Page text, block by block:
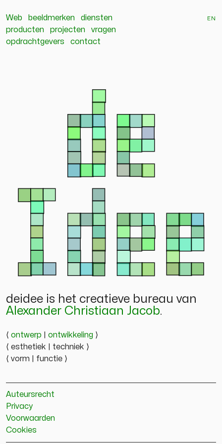
Web beeldmerken
diensten
producten
projecten
vragen
opdrachtgevers
contact
en
deidee is het creatieve bureau van
Alexander Christiaan Jacob.
⟨ ontwerp ontwikkeling ⟩
⟨ esthetiek | techniek ⟩
⟨ vorm | functie ⟩
Auteursrecht
Privacy
Voorwaarden
Cookies